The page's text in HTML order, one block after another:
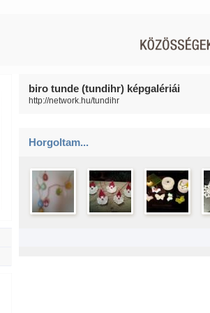
biro tunde (tundihr) képgalériái
http://network.hu/tundihr
Horgoltam...